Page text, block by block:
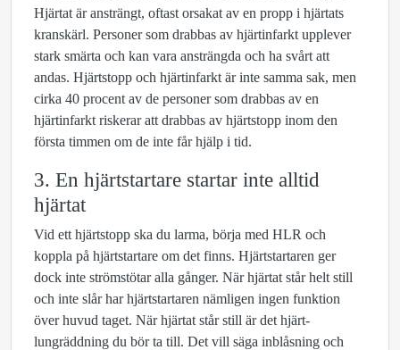
Hjärtat är ansträngt, oftast orsakat av en propp i hjärtats
kranskärl. Personer som drabbas av hjärtinfarkt upplever
stark smärta och kan vara ansträngda och ha svårt att
andas. Hjärtstopp och hjärtinfarkt är inte samma sak, men
cirka 40 procent av de personer som drabbas av en
hjärtinfarkt riskerar att drabbas av hjärtstopp inom den
första timmen om de inte får hjälp i tid.
3. En hjärtstartare startar inte alltid
hjärtat
Vid ett hjärtstopp ska du larma, börja med HLR och
koppla på hjärtstartare om det finns. Hjärtstartaren ger
dock inte strömstötar alla gånger. När hjärtat står helt still
och inte slår har hjärtstartaren nämligen ingen funktion
över huvud taget. När hjärtat står still är det hjärt-
lungräddning du bör ta till. Det vill säga inblåsning och